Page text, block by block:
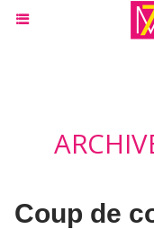
Coup de